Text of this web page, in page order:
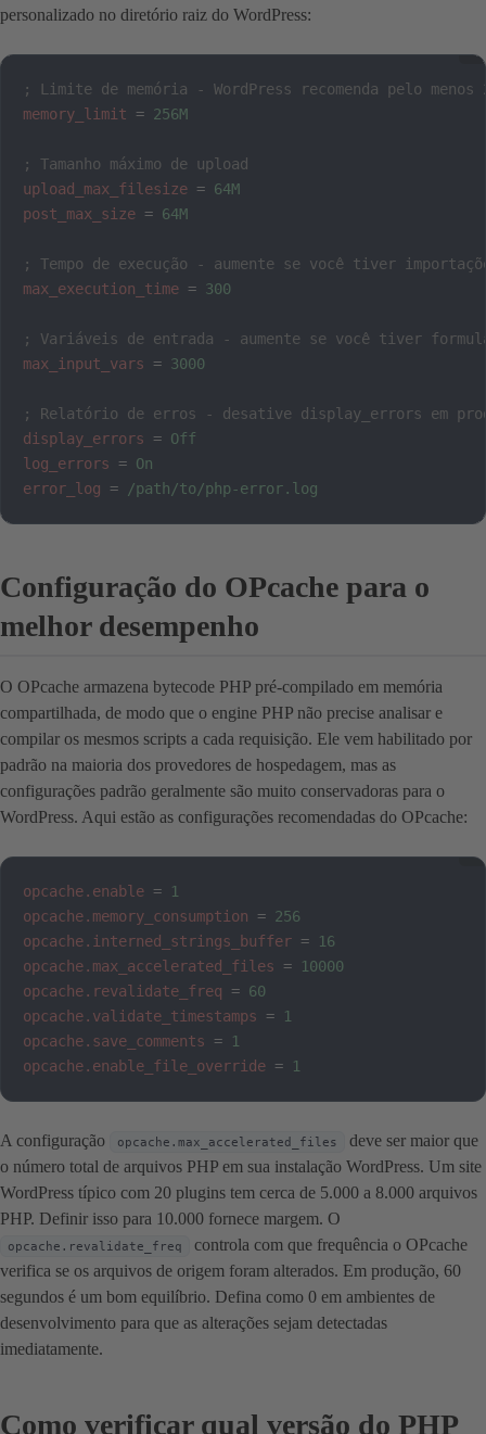
personalizado no diretório raiz do WordPress:
; Limite de memória - WordPress recomenda pelo menos
memory_limit
= 256M
; Tamanho máximo de upload
upload_max_filesize = 64M
post_max_size = 64M
; Tempo de execução - aumente se você tiver
max_execution_time = 300
; Variáveis de entrada - aumente se você tiver
max_input_vars
= 3000
; Relatório de erros - desative display_errors em
display_errors
= Off
log_errors
= On
error_log
= /path/to/php-error.log
Configuração do OPcache para o
melhor desempenho
O OPcache armazena bytecode PHP pré-compilado em memória
compartilhada, de modo que o engine PHP não precise analisar e
compilar os mesmos scripts a cada requisição. Ele vem habilitado por
padrão na maioria dos provedores de hospedagem, mas as
configurações padrão geralmente são muito conservadoras para o
WordPress. Aqui estão as configurações recomendadas do OPcache:
opcache.enable =
1
opcache.memory_consumption
= 256
opcache.interned_strings_buffer =
16
opcache.max_accelerated_files
=
10000
opcache.revalidate_freq
= 60
opcache.validate_timestamps
=
1
opcache.save_comments
=
1
opcache.enable_file_override = 1
A configuração opcache.max_accelerated_files
deve ser maior que
o número total de arquivos PHP em sua instalação WordPress. Um site
WordPress típico com 20 plugins tem cerca de 5.000 a 8.000 arquivos
PHP. Definir isso para 10.000 fornece margem. O
opcache.revalidate_freq
controla com que frequência o OPcache
verifica se os arquivos de origem foram alterados. Em produção, 60
segundos é um bom equilíbrio. Defina como 0 em ambientes de
desenvolvimento para que as alterações sejam detectadas
imediatamente.
Como verificar qual versão do PHP